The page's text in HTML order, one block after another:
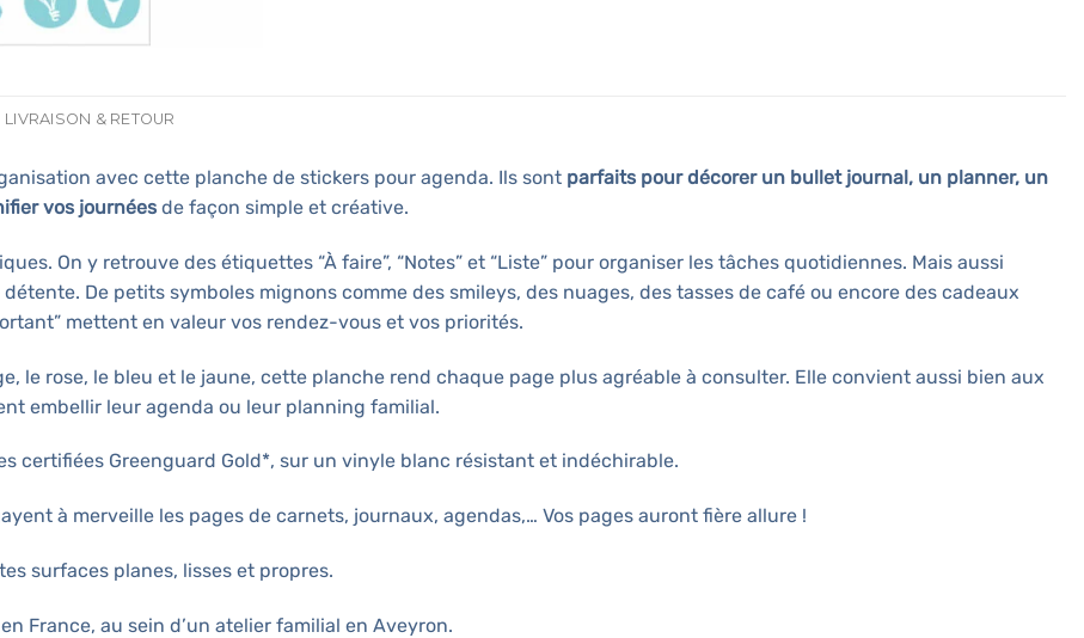
LIVRAISON & RETOUR
avec cette planche de stickers pour agenda. Ils sont parfaits pour décorer un bullet journal, un planner, un
vos journées de façon simple et créative.
On y retrouve des étiquettes “À faire”, “Notes” et “Liste” pour organiser les tâches quotidiennes. Mais aussi
détente. De petits symboles mignons comme des smileys, des nuages, des tasses de café ou encore des cadeaux
mettent en valeur vos rendez-vous et vos priorités.
le rose, le bleu et le jaune, cette planche rend chaque page plus agréable à consulter. Elle convient aussi bien aux
embellir leur agenda ou leur planning familial.
certifiées Greenguard Gold*, sur un vinyle blanc résistant et indéchirable.
à merveille les pages de carnets, journaux, agendas,… Vos pages auront fière allure !
surfaces planes, lisses et propres.
France, au sein d’un atelier familial en Aveyron.